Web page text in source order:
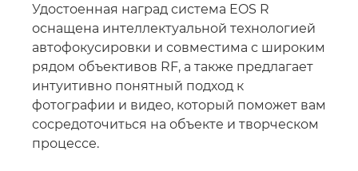
Удостоенная наград система EOS R
оснащена интеллектуальной технологией
автофокусировки и совместима с широким
рядом объективов RF, а также предлагает
интуитивно понятный подход к
фотографии и видео, который поможет вам
сосредоточиться на объекте и творческом
процессе.